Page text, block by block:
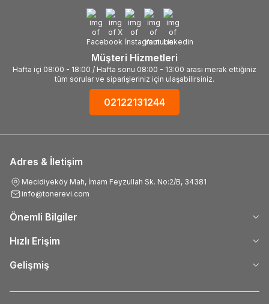
Müşteri Hizmetleri
Hafta içi 08:00 - 18:00 / Hafta sonu 08:00 - 13:00 arası merak ettiğiniz
tüm sorular ve siparişleriniz için ulaşabilirsiniz.
02122131244
Adres & İletişim
Mecidiyeköy Mah, İmam Feyzullah Sk. No:2/B, 34381
info@tonerevi.com
Önemli Bilgiler
Hızlı Erişim
Gelişmiş